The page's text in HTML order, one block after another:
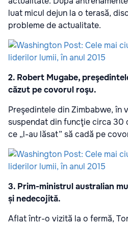
luat micul dejun la o terasă,
probleme de actualitate.
2. Robert Mugabe,
căzut pe covorul roşu.
Preşedintele din Zimbabwe, în
suspendat din funcţie circa 30
ce „l-au lăsat” să cadă pe
3. Prim-ministrul australian
și nedecojită.
Aflat într-o vizită la o fermă,